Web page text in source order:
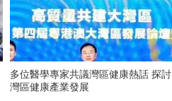
多位醫學專家共議灣區健康熱話 探討
灣區健康產業發展